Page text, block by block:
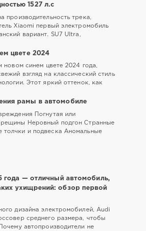
1527 л.с
производительность трека,
Xiaomi первый электромобиль
вариант. SU7 Ultra,
цвете 2024
новом синем цвете 2024 года,
взгляд на классический стиль
Этот яркий оттенок, как
рамы в автомобиле
Погнутая или
Неровный подгон Странные
и подвеска Аномальные
года — отличный автомобиль,
ухищрений: обзор первой
дизайна электромобилей, Audi
среднего размера, чтобы
автопроизводители не